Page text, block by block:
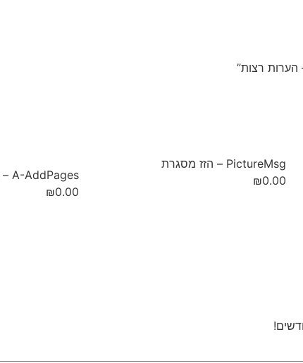
PictureMsg – הזז מסגרת
₪0.00
A-AddPages – מספור עמודים
₪0.00